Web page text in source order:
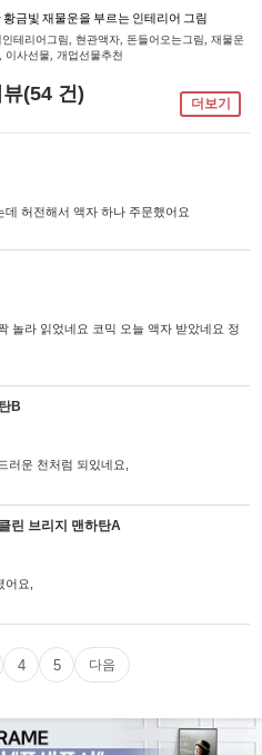
금빛 재물운을 부르는 인테리어 그림
테리어그림, 현관액자, 돈들어오는그림, 재물운
이사선물, 개업선물추천
(54 건) 더보기
데 허전해서 액자 하나 주문했어요
놀라 읽었네요 코믹 오늘 액자 받았네요 정
B
러운 천처럼 되있네요,
린 브리지 맨하탄A
요,
4 5 다음